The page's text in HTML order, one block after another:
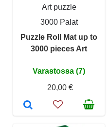
Art puzzle
3000 Palat
Puzzle Roll Mat up to
3000 pieces Art
Varastossa (7)
20,00 €